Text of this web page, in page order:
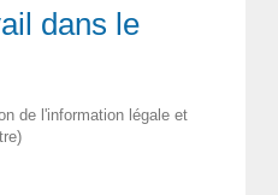
dans le
de l'information légale et